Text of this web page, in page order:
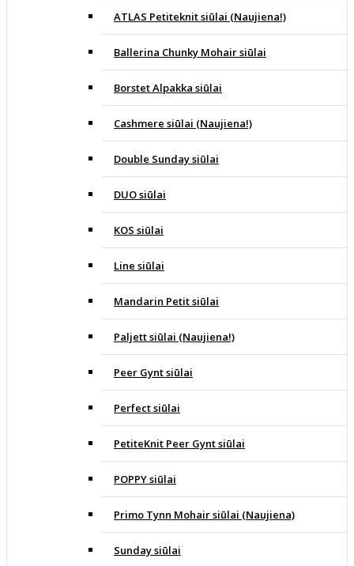
ATLAS Petiteknit siūlai (Naujiena!)
Ballerina Chunky Mohair siūlai
Borstet Alpakka siūlai
Cashmere siūlai (Naujiena!)
Double Sunday siūlai
DUO siūlai
KOS siūlai
Line siūlai
Mandarin Petit siūlai
Paljett siūlai (Naujiena!)
Peer Gynt siūlai
Perfect siūlai
PetiteKnit Peer Gynt siūlai
POPPY siūlai
Primo Tynn Mohair siūlai (Naujiena)
Sunday siūlai